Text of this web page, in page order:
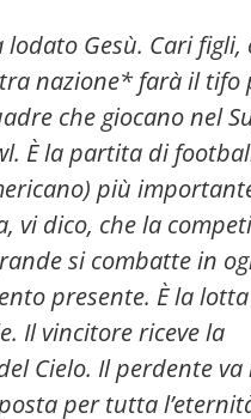
lodato Gesù. Cari figli,
nazione* farà il tifo
che giocano nel
È la partita di
più
vi dico, che la
si combatte in
presente. È la
Il vincitore riceve la
Cielo. Il perdente va
per tutta